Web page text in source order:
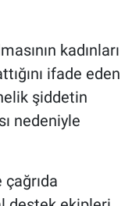
kadınları
ifade eden
şiddetin
nedeniyle